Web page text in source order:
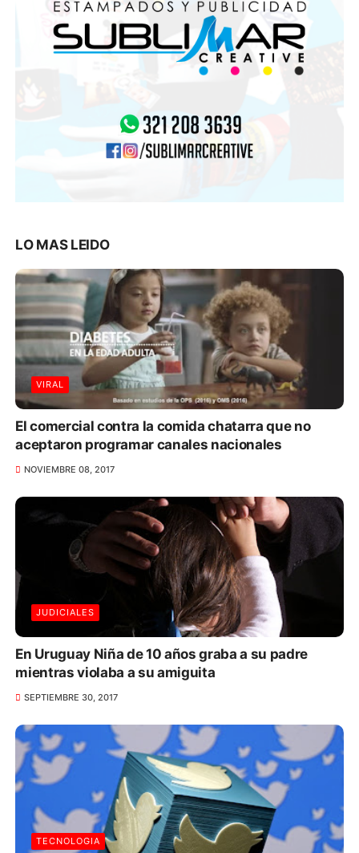
LO MAS LEIDO
VIRAL
El comercial contra la comida chatarra que no
aceptaron programar canales nacionales
NOVIEMBRE 08, 2017
JUDICIALES
En Uruguay Niña de 10 años graba a su padre
mientras violaba a su amiguita
SEPTIEMBRE 30, 2017
TECNOLOGIA